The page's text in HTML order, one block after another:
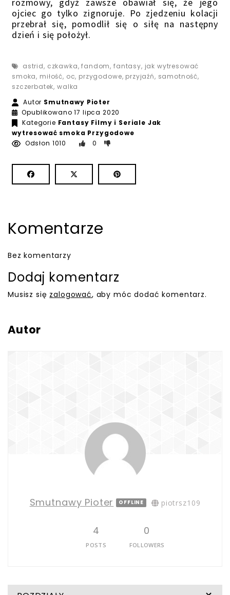
ojciec go tylko zignoruje. Po zjedzeniu kolacji
przebrał się, pomodlił się o siłę na następny
dzień i się położył.
astrid, czkawka,fandom, fantasy, jak wytresować
smoka, miłość, oc, przygodowe, przyjaźń, samotność,
szczerbatek,walka
Autor Smutnawy Pioter
Opublikowano17 lipca 2020
Kategorie Fantasy Filmy i Seriale Jak
wytresować smoka Przygodowe
Odsłon 1010
0
Komentarze
Bez komentarzy
Dodaj komentarz
Musisz się zalogować, aby móc dodać komentarz.
Autor
Smutnawy Pioter OFFLINE piotrsz109
4
POSTS
0
FOLLOWERS